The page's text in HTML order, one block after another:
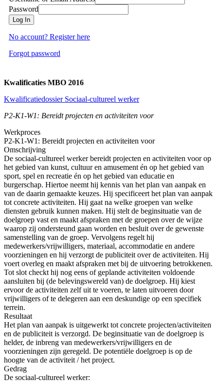
Password
Log In
No account? Register here
Forgot password
Kwalificaties MBO 2016
Kwalificatiedossier Sociaal-cultureel werker
P2-K1-W1: Bereidt projecten en activiteiten voor
Werkproces
P2-K1-W1: Bereidt projecten en activiteiten voor
Omschrijving
De sociaal-cultureel werker bereidt projecten en activiteiten voor op
het gebied van kunst, cultuur en amusement én op het gebied van
sport, spel en recreatie én op het gebied van educatie en
burgerschap. Hiertoe neemt hij kennis van het plan van aanpak en
van de daarin gemaakte keuzes. Hij specificeert het plan van aanpak
tot concrete activiteiten. Hij gaat na welke groepen van welke
diensten gebruik kunnen maken. Hij stelt de beginsituatie van de
doelgroep vast en maakt afspraken met de groepen over de wijze
waarop zij ondersteund gaan worden en besluit over de gewenste
samenstelling van de groep. Vervolgens regelt hij
medewerkers/vrijwilligers, materiaal, accommodatie en andere
voorzieningen en hij verzorgt de publiciteit over de activiteiten. Hij
voert overleg en maakt afspraken met bij de uitvoering betrokkenen.
Tot slot checkt hij nog eens of geplande activiteiten voldoende
aansluiten bij (de belevingswereld van) de doelgroep. Hij kiest
ervoor de activiteiten zelf uit te voeren, te laten uitvoeren door
vrijwilligers of te delegeren aan een deskundige op een specifiek
terrein.
Resultaat
Het plan van aanpak is uitgewerkt tot concrete projecten/activiteiten
en de publiciteit is verzorgd. De beginsituatie van de doelgroep is
helder, de inbreng van medewerkers/vrijwilligers en de
voorzieningen zijn geregeld. De potentiële doelgroep is op de
hoogte van de activiteit / het project.
Gedrag
De sociaal-cultureel werker: